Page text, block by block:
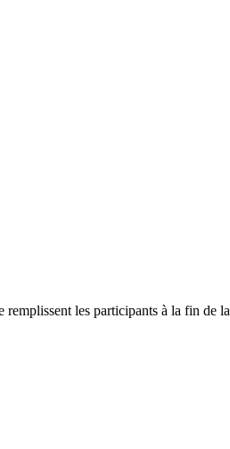
les participants à la fin